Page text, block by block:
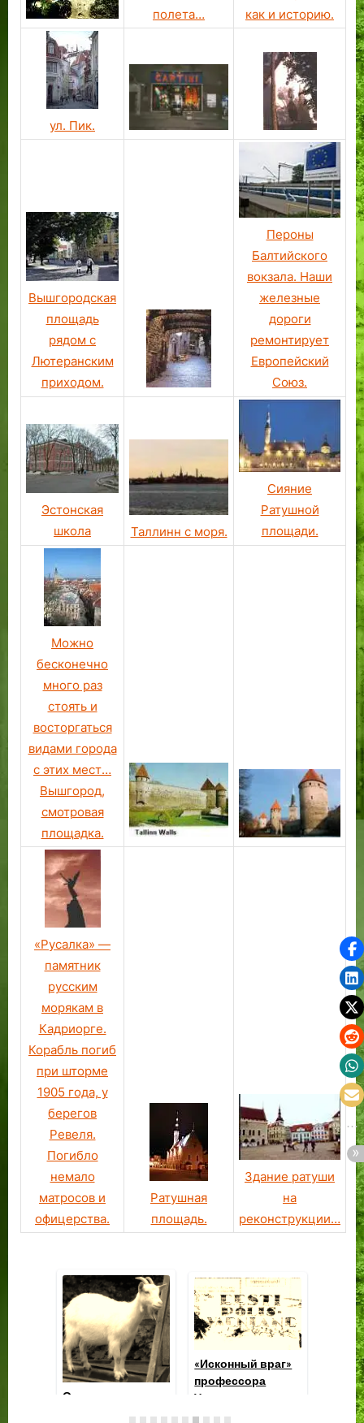
полета…
как и историю.
ул. Пик.
Вышгородская
площадь
рядом с
Лютеранским
приходом.
Пероны
Балтийского
вокзала. Наши
железные
дороги
ремонтирует
Европейский
Союз.
Эстонская
школа
Таллинн с моря.
Сияние
Ратушной
площади.
Можно
бесконечно
много раз
стоять и
восторгаться
видами города
с этих мест…
Вышгород,
смотровая
площадка.
«Русалка» —
памятник
русским
морякам в
Кадриорге.
Корабль погиб
при шторме
1905 года, у
берегов
Ревеля.
Погибло
немало
матросов и
офицерства.
Ратушная
площадь.
Здание ратуши
на
реконструкции…
Соната на
Память в стуке
вагонных колес